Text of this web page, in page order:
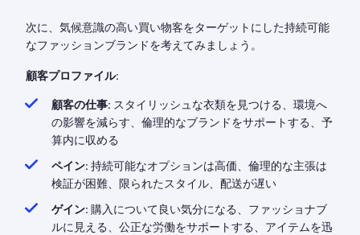
次に、気候意識の高い買い物客をターゲットにした持続可能
なファッションブランドを考えてみましょう。
顧客プロファイル:
顧客の仕事: スタイリッシュな衣類を見つける、環境へ
の影響を減らす、倫理的なブランドをサポートする、予
算内に収める
ペイン: 持続可能なオプションは高価、倫理的な主張は
検証が困難、限られたスタイル、配送が遅い
ゲイン: 購入について良い気分になる、ファッショナブ
ルに見える、公正な労働をサポートする、アイテムを迅